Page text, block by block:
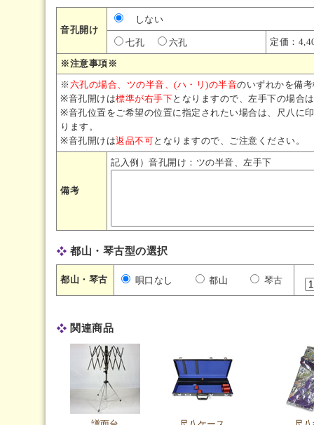
音孔開け
しない
七孔 六孔 定価：
※注意事項※
※ 六孔の場合、ツの半音、(ハ・リ)の半音のいずれかを備
※音孔開けは標準が右手下となりますので、左手下の場合
※音孔位置をご希望の位置に指定されたい場合は、尺八に
ります。
※音孔開けは返品不可となりますので、ご注意ください。
備考
記入例）音孔開け：ツの半音、左手下
都山・琴古型の選択
都山・琴古 唄口なし 都山 琴古
関連商品